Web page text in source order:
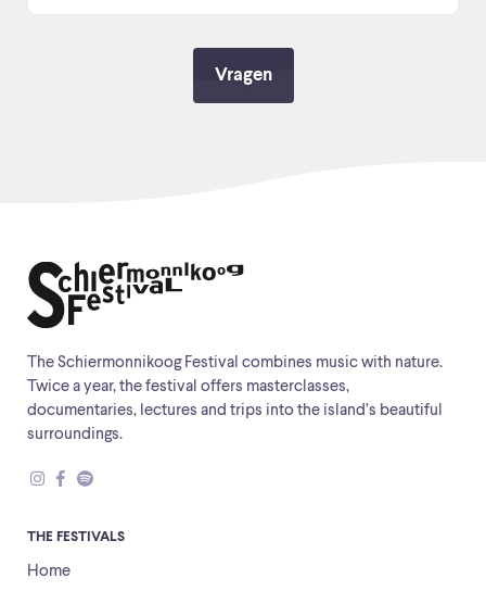
Vragen
The Schiermonnikoog Festival combines music with nature.
Twice a year, the festival offers masterclasses,
documentaries, lectures and trips into the island’s beautiful
surroundings.
THE FESTIVALS
Home